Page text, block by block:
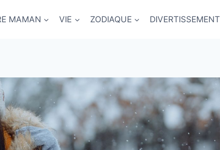
MAMAN VIE ZODIAQUE DIVERTISSEMENT